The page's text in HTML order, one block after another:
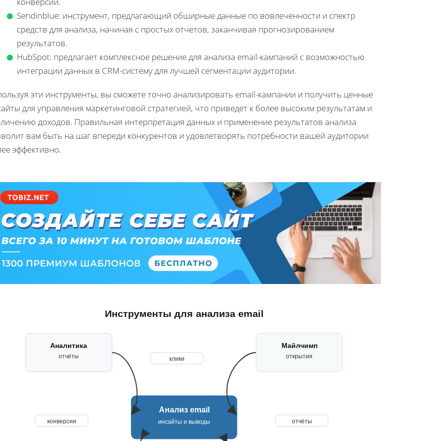
Sendinblue: инструмент, предлагающий обширные данные по вовлеченности и спектр
средств для анализа, начиная с простых отчетов, заканчивая прогнозированием
результатов.
HubSpot: предлагает комплексное решение для анализа email-кампаний с возможностью
интеграции данных в CRM-систему для лучшей сегментации аудитории.
эти инструменты, вы сможете точно анализировать email-кампании и получить ценные
для управления маркетинговой стратегией, что приведет к более высоким результатам и
доходов. Правильная интерпретация данных и применение результатов анализа
вам быть на шаг впереди конкурентов и удовлетворять потребности вашей аудитории
эффективно.
Инструменты для анализа email
Аналитика
отчёты
Майлчимп
открытия
Анализ email
инсайты и выводы
клики
конверсии отчёты